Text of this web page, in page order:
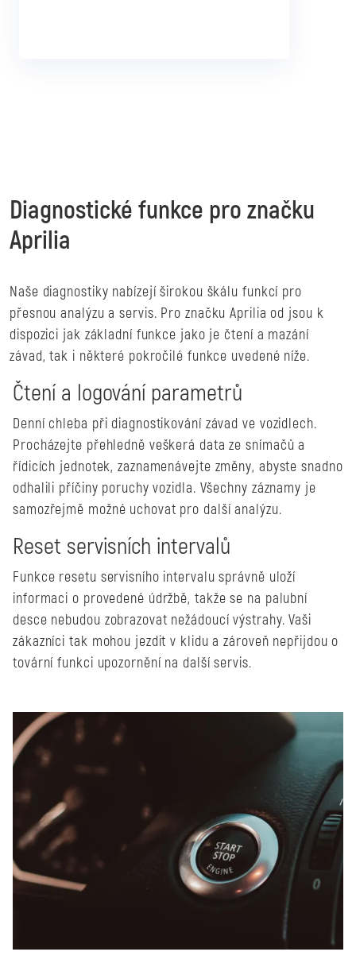
Diagnostické funkce pro značku
Aprilia
Naše diagnostiky nabízejí širokou škálu funkcí pro
přesnou analýzu a servis. Pro značku Aprilia od jsou k
dispozici jak základní funkce jako je čtení a mazání
závad, tak i některé pokročilé funkce uvedené níže.
Čtení a logování parametrů
Denní chleba při diagnostikování závad ve vozidlech.
Procházejte přehledně veškerá data ze snímačů a
řídicích jednotek, zaznamenávejte změny, abyste snadno
odhalili příčiny poruchy vozidla. Všechny záznamy je
samozřejmě možné uchovat pro další analýzu.
Reset servisních intervalů
Funkce resetu servisního intervalu správně uloží
informaci o provedené údržbě, takže se na palubní
desce nebudou zobrazovat nežádoucí výstrahy. Vaši
zákazníci tak mohou jezdit v klidu a zároveň nepřijdou o
tovární funkci upozornění na další servis.